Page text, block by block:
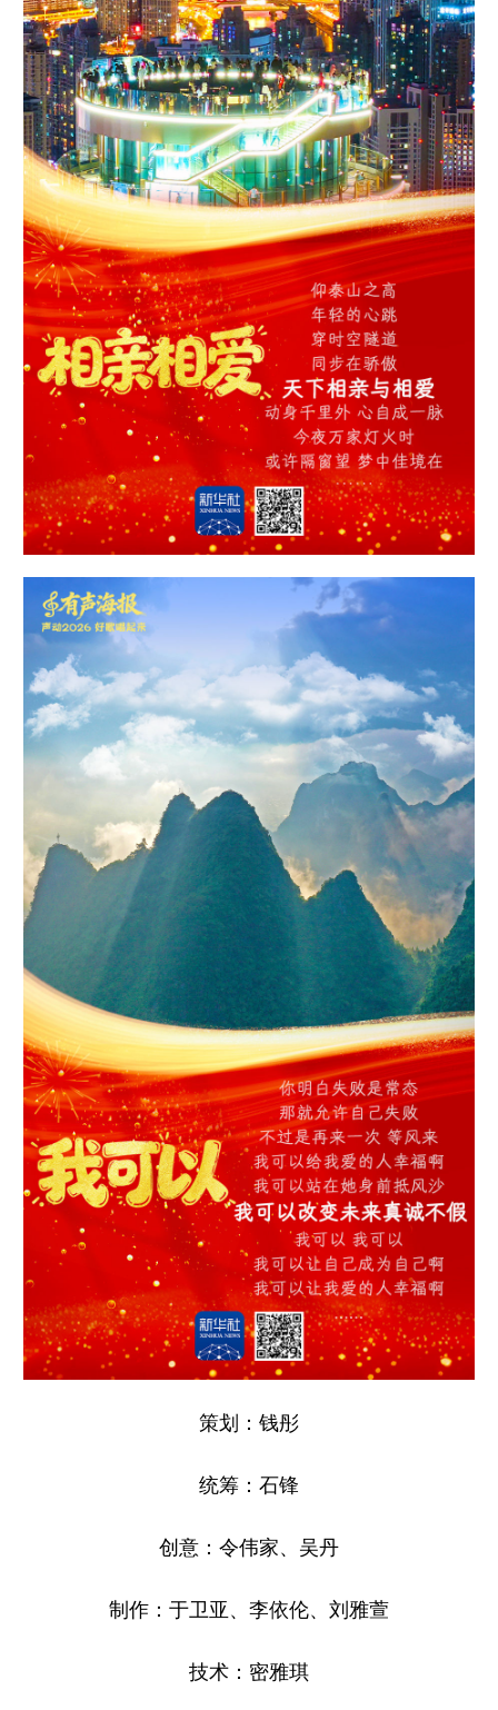
策划：钱彤
统筹：石锋
创意：令伟家、吴丹
制作：于卫亚、李依伦、刘雅萱
技术：密雅琪